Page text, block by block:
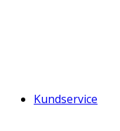
Kundservice